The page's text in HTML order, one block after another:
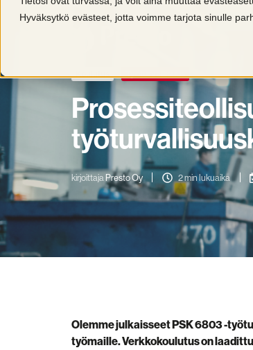
Hyväksytkö evästeet, jotta voimme tarjota sinulle
kirjoittaja Presto Oy 2 min lukuaika
Olemme julkaisseet PSK 6803 -
työmaille. Verkkokoulutus on